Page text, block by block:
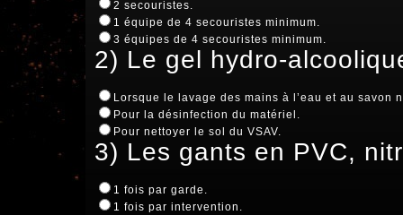
2 secouristes.
1 équipe de 4 secouristes minimum.
3 équipes de 4 secouristes minimum.
2) Le gel hydro-
Lorsque le lavage des mains à l’eau et au savon
Pour la désinfection du matériel.
Pour nettoyer le sol du VSAV.
3) Les gants en PVC,
1 fois par garde.
1 fois par intervention.